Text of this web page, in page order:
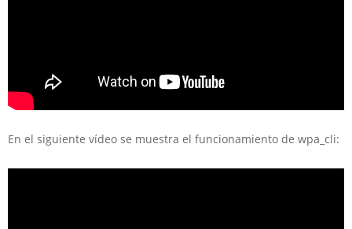
En el siguiente vídeo se muestra el funcionamiento de wpa_cli: